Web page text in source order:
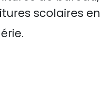
scolaires en